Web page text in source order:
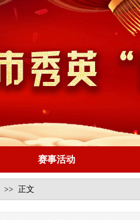
赛事活动
>> 正文